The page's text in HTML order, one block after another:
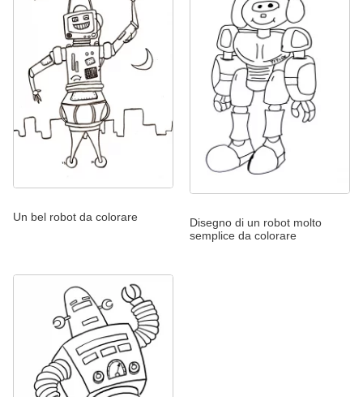
Un bel robot da colorare
Disegno di un robot molto
semplice da colorare